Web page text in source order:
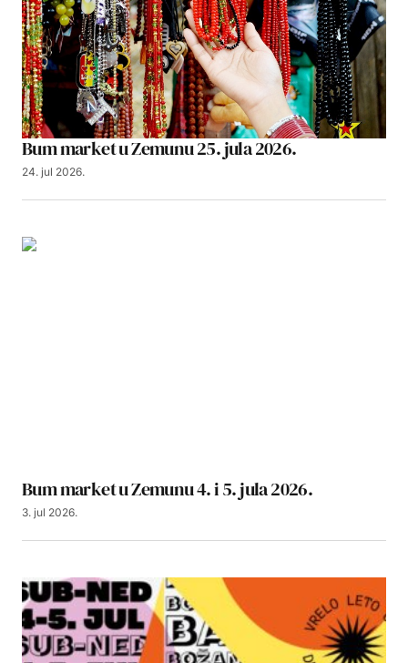
Bum market u Zemunu 25. jula 2026.
24. jul 2026.
Bum market u Zemunu 4. i 5. jula 2026.
3. jul 2026.